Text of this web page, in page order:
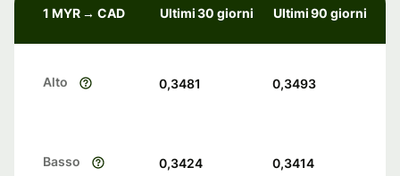
1 MYR → CAD Ultimi 30 giorni Ultimi 90 giorni
Alto 0,3481 0,3493
Basso 0,3424 0,3414